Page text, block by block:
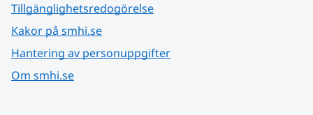
Tillgänglighetsredogörelse
Kakor på smhi.se
Hantering av personuppgifter
Om smhi.se